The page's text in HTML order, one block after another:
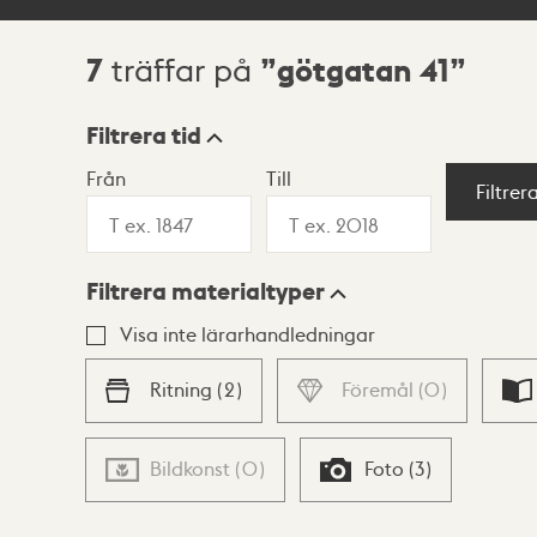
Sökresultat
7 träffar på götgatan 41
Visningsläge
Lista Karta
Filtrera tid
Från Till
Filtrera materialtyper
Visa inte lärarhandledningar
Ritning (2) Föremål (0)
Bildkonst (0) Foto (3)